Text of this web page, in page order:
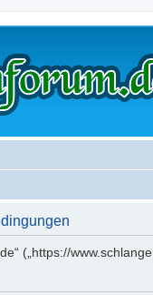
(„https://